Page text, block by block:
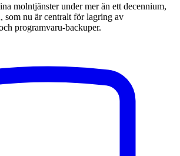
molntjänster under mer än ett decennium,
nu är centralt för lagring av
programvaru-backuper.